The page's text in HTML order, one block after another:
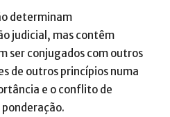
determinam
judicial, mas contêm
ser conjugados com outros
de outros princípios numa
e o conflito de